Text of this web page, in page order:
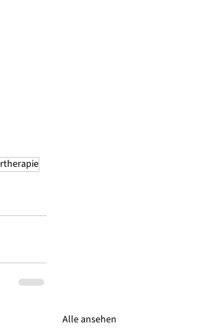
Alle ansehen